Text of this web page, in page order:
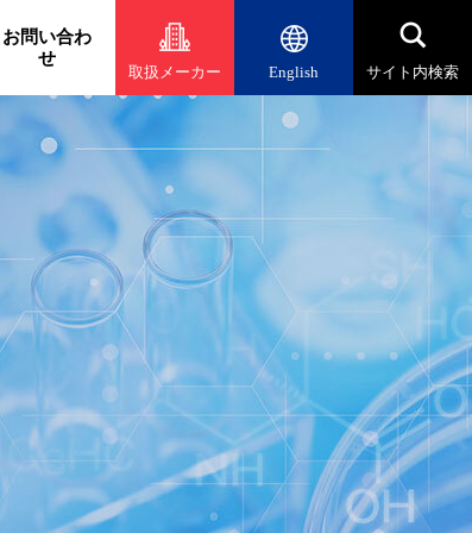
お問い合わ
せ
取扱メーカー English サイト内検索